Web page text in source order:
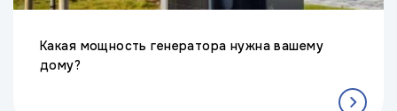
Какая мощность генератора нужна вашему
дому?